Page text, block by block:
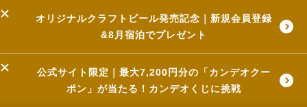
オリジナルクラフトビール発売記念｜新規会員登録
&8月宿泊でプレゼント
公式サイト限定｜最大7,200円分の「カンデオクー
ポン」が当たる！カンデオくじに挑戦